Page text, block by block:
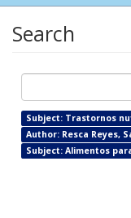
Search
Subject: Trastornos
Author: Resca Reyes,
Subject: Alimentos